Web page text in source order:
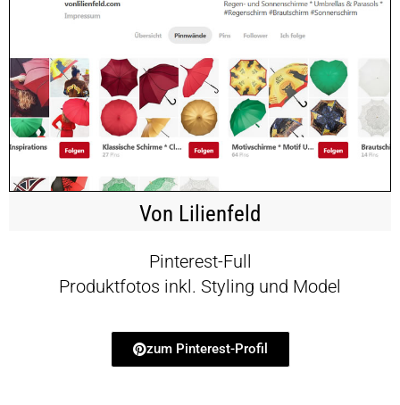
Von Lilienfeld
Pinterest-Full
Produktfotos inkl. Styling und Model
zum Pinterest-Profil